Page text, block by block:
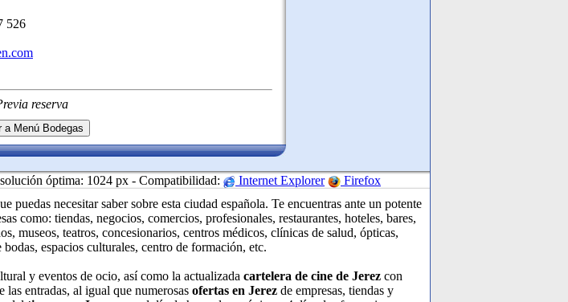
526
reserva
a Menú Bodegas
óptima: 1024 px - Compatibilidad: Internet Explorer
Firefox
puedas necesitar saber sobre esta ciudad española. Te encuentras ante un potente
como: tiendas, negocios, comercios, profesionales, restaurantes, hoteles, bares,
museos, teatros, concesionarios, centros médicos, clínicas de salud, ópticas,
espacios culturales, centro de formación, etc.
y eventos de ocio, así como la actualizada cartelera de cine de Jerezcon
entradas, al igual que numerosas ofertas en Jerez de empresas, tiendas y